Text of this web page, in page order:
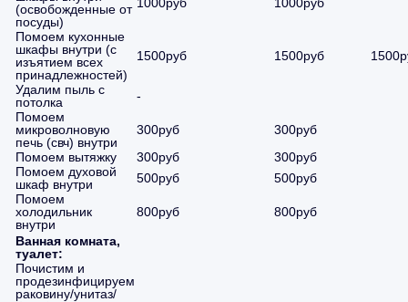
(освобожденные от
посуды)
Помоем кухонные
шкафы внутри (с
изъятием всех
принадлежностей)
1500руб 1500руб
Удалим пыль с
потолка
-
Помоем
микроволновую
печь (свч) внутри
300руб
300руб
Помоем вытяжку
300руб
300руб
Помоем духовой
шкаф внутри
500руб
500руб
Помоем
холодильник
внутри
800руб
800руб
Ванная комната,
туалет:
Почистим и
продезинфицируем
раковину/унитаз/